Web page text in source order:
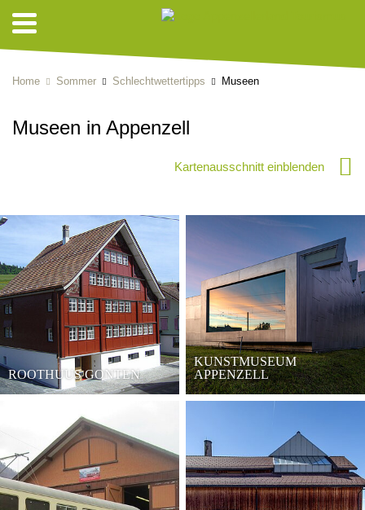
Home Sommer Schlechtwettertipps Museen
Museen in Appenzell
Kartenausschnitt einblenden
ROOTHUUS GONTEN
KUNSTMUSEUM
APPENZELL